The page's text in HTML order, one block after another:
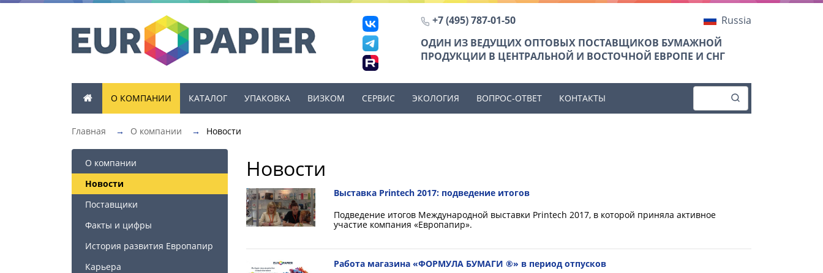
+7 (495) 787-01-50
Russia
ОДИН ИЗ ВЕДУЩИХ ОПТОВЫХ ПОСТАВЩИКОВ БУМАЖНОЙ
ПРОДУКЦИИ В ЦЕНТРАЛЬНОЙ И ВОСТОЧНОЙ ЕВРОПЕ И СНГ
О КОМПАНИИ КАТАЛОГ УПАКОВКА ВИЗКОМ СЕРВИС ЭКОЛОГИЯ ВОПРОС-ОТВЕТ КОНТАКТЫ
Главная → О компании → Новости
О компании
Новости
Поставщики
Факты и цифры
История развития Европапир
Карьера
Новости
Выставка Printech 2017: подведение итогов
Подведение итогов Международной выставки Printech 2017, в которой приняла активное
участие компания «Европапир».
Работа магазина «ФОРМУЛА БУМАГИ ®» в период отпусков